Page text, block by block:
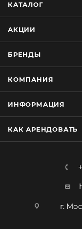
КАТАЛОГ
АКЦИИ
БРЕНДЫ
КОМПАНИЯ
ИНФОРМАЦИЯ
КАК АРЕНДОВАТЬ
г.